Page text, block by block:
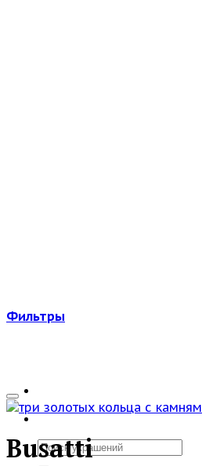
Искать:
Фильтры
Busatti